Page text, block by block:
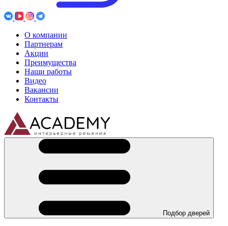
О компании
Партнерам
Акции
Преимущества
Наши работы
Видео
Вакансии
Контакты
Подбор дверей